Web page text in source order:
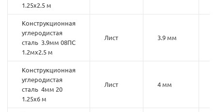
1.25х2.5 м
Конструкционная
углеродистая
сталь 3.9мм 08ПС
1.2мх2.5 м
Лист 3.9 мм
Конструкционная
углеродистая
сталь 4мм 20
1.25х6 м
Лист 4 мм